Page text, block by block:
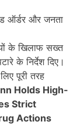
ऑर्डर और जनता
के खिलाफ सख्त
के निर्देश दिए।
पूरी तरह
Holds High-
Strict
Actions